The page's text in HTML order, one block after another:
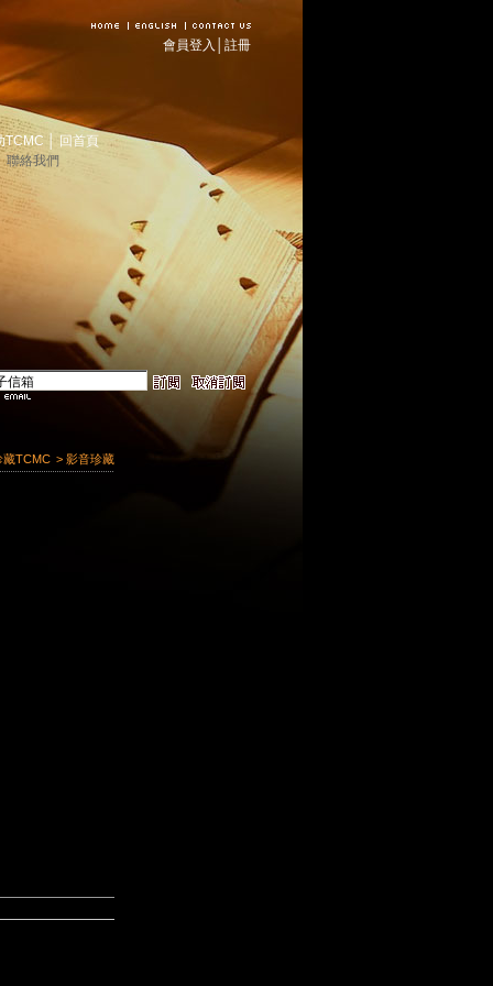
註冊
會員登入
TCMC │ 回首頁
聯絡我們
藏TCMC > 影音珍藏